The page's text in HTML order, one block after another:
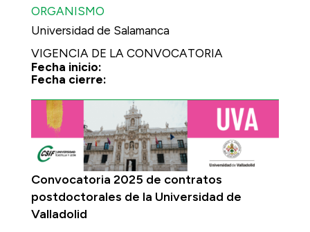
ORGANISMO
Universidad de Salamanca
VIGENCIA DE LA CONVOCATORIA
Fecha inicio:
Fecha cierre:
Convocatoria 2025 de contratos
postdoctorales de la Universidad de
Valladolid